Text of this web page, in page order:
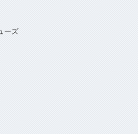
ーズ